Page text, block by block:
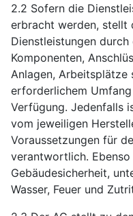
2.2 Sofern die
erbracht werden, stellt
Dienstleistungen
Komponenten,
Anlagen,
erforderlichem
Verfügung. Jedenfalls
vom jeweiligen
Voraussetzungen für
verantwortlich.
Gebäudesicherheit,
Wasser, Feuer und